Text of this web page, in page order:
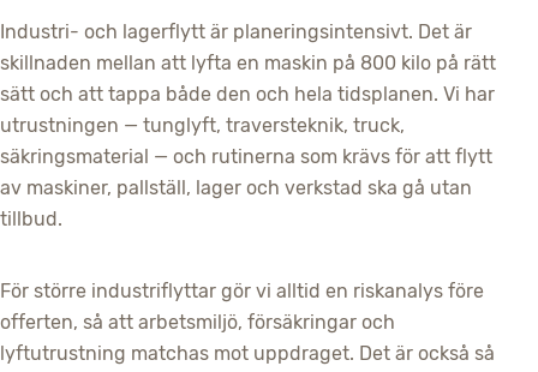
Industri- och lagerflytt är planeringsintensivt. Det är
skillnaden mellan att lyfta en maskin på 800 kilo på rätt
sätt och att tappa både den och hela tidsplanen. Vi har
utrustningen — tunglyft, traversteknik, truck,
säkringsmaterial — och rutinerna som krävs för att flytt
av maskiner, pallställ, lager och verkstad ska gå utan
tillbud.
För större industriflyttar gör vi alltid en riskanalys före
offerten, så att arbetsmiljö, försäkringar och
lyftutrustning matchas mot uppdraget. Det är också så